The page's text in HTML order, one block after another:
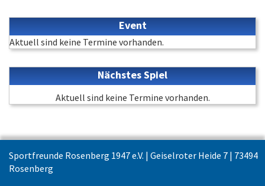
Event
Aktuell sind keine Termine vorhanden.
Nächstes Spiel
Aktuell sind keine Termine vorhanden.
Sportfreunde Rosenberg 1947 e.V. | Geiselroter Heide 7 | 73494
Rosenberg